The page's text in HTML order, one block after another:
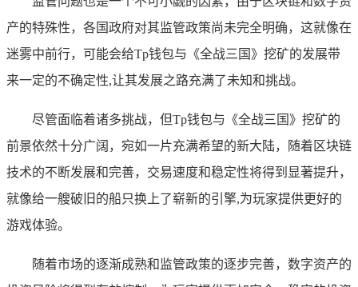
产的特殊性，各国政府对其监管政策尚未完全明确，这就像在
迷雾中前行，可能会给Tp钱包与《全战三国》挖矿的发展带
来一定的不确定性,让其发展之路充满了未知和挑战。
尽管面临着诸多挑战，但Tp钱包与《全战三国》挖矿的
前景依然十分广阔，宛如一片充满希望的新大陆，随着区块链
技术的不断发展和完善，交易速度和稳定性将得到显著提升，
就像给一艘破旧的船只换上了崭新的引擎,为玩家提供更好的
游戏体验。
随着市场的逐渐成熟和监管政策的逐步完善，数字资产的